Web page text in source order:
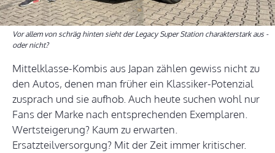
Vor allem von schräg hinten sieht der Legacy Super Station charakterstark aus -
oder nicht?
Mittelklasse-Kombis aus Japan zählen gewiss nicht zu
den Autos, denen man früher ein Klassiker-Potenzial
zusprach und sie aufhob. Auch heute suchen wohl nur
Fans der Marke nach entsprechenden Exemplaren.
Wertsteigerung? Kaum zu erwarten.
Ersatzteilversorgung? Mit der Zeit immer kritischer.